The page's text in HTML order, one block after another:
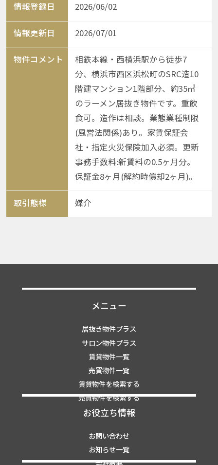
情報登録日 2026/06/02
情報更新日 2026/07/01
物件コメント
相鉄本線・西横浜駅から徒歩7
分、横浜市西区浜松町のSRC造10
階建マンション1階部分、約35㎡
のラーメン居抜き物件です。重飲
食可。造作は相談。業態業種制限
(風営法関係)あり。家賃保証会
社・指定火災保険加入必須。更新
事務手数料:新賃料の0.5ヶ月分。
保証金8ヶ月(解約時償却2ヶ月)。
取引態様 媒介
メニュー
居抜き物件プラス
サロン物件プラス
賃貸物件一覧
売買物件一覧
賃貸物件を検索する
売買物件を検索する
お役立ち情報
お問い合わせ
お知らせ一覧